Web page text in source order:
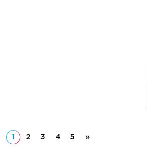
1 2 3 4 5 »